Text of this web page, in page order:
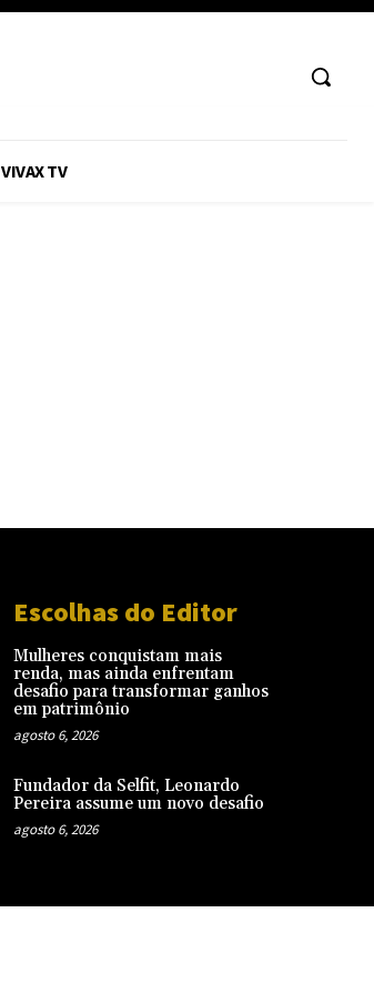
VIVAX TV
Escolhas do Editor
Mulheres conquistam mais
renda, mas ainda enfrentam
desafio para transformar ganhos
em patrimônio
agosto 6, 2026
Fundador da Selfit, Leonardo
Pereira assume um novo desafio
agosto 6, 2026